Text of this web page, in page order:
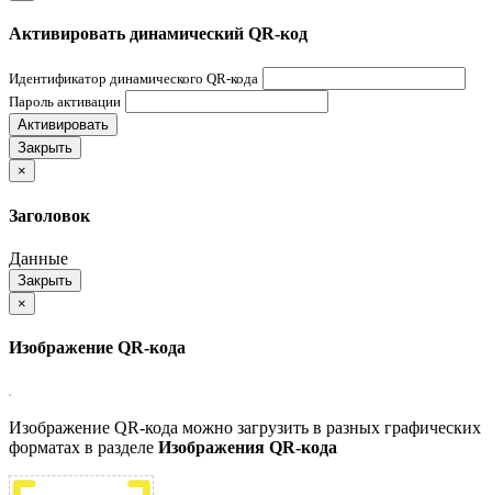
Активировать динамический QR-код
Идентификатор динамического QR-кода
Пароль активации
Активировать
Закрыть
×
Заголовок
Данные
Закрыть
×
Изображение QR-кода
Изображение QR-кода можно загрузить в разных графических
форматах в разделе Изображения QR-кода